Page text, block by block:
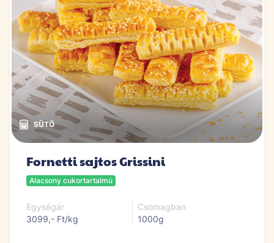
Fornetti sajtos Grissini
Alacsony cukortartalmú
Egységár
3099,- Ft/kg
Csomagban
1000g